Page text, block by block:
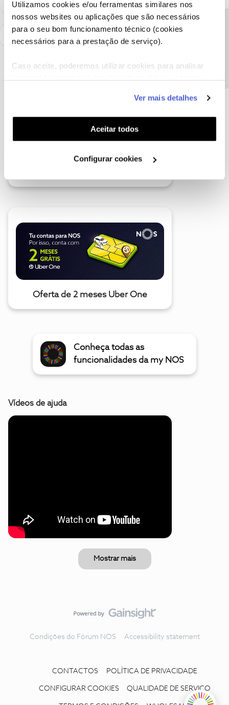
Utilizamos cookies e/ou ferramentas similares nos
nossos websites ou aplicações que são necessários
para o seu bom funcionamento técnico (cookies
necessários para a prestação de serviço).
Caso aceite, poderemos utilizar cookies para analisar
funcionalidades (cookies de personalização e
funcionalidade) e adaptar anúncios aos seus interesses
(cookies de publicidade personalizada). Pode gerir a
utilização dos cookies clicando em "Configurar
Ver mais detalhes
Aceitar todos
Configurar cookies
Oferta de 2 meses Uber One
Conheça todas as
funcionalidades da my NOS
Vídeos de ajuda
Mostrar mais
Condições do Fórum NOS Accessibility statement
CONTACTOS POLÍTICA DE PRIVACIDADE
CONFIGURAR COOKIES QUALIDADE DE SERVIÇO